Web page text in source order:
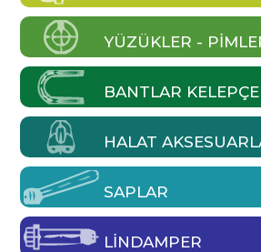
YÜZÜKLER -
BANTLAR
HALAT
SAPLAR
LINDAMPER